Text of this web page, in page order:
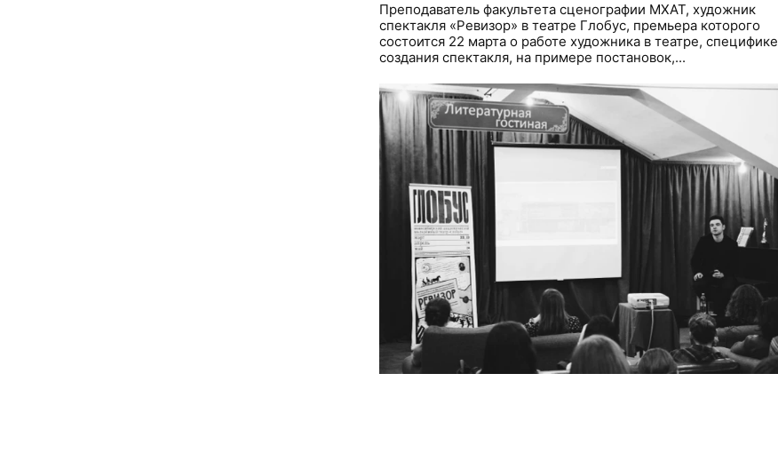
Преподаватель факультета сценографии МХАТ, художник
спектакля «Ревизор» в театре Глобус, премьера которого
состоится 22 марта о работе художника в театре, специфике
создания спектакля, на примере постановок,...